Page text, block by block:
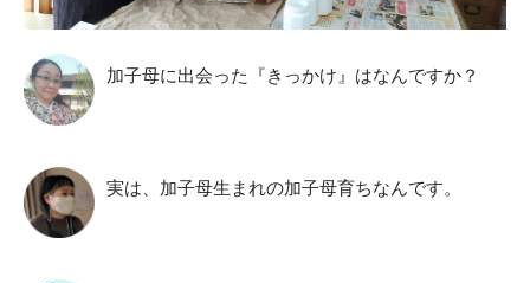
加子母に出会った『きっかけ』はなんですか？
実は、加子母生まれの加子母育ちなんです。